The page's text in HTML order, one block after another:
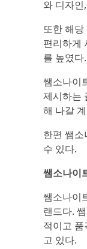
와 디자
또한 해당
편리하게
를 높였다.
쌤소나이
제시하는
해 나갈
한편 쌤
수 있다.
쌤소나이
쌤소나이
랜드다.
적이고
고 있다.